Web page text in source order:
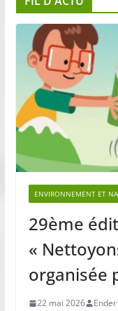
ENVIRONNEMENT ET
29ème
«
organisée
22 mai 2026 Ender